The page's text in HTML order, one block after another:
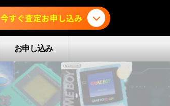
今すぐ査定お申し込み
お申し込み